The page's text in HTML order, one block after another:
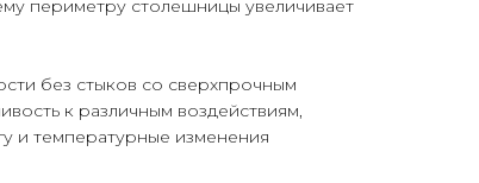
периметру столешницы увеличивает
без стыков со сверхпрочным
к различным воздействиям,
и температурные изменения